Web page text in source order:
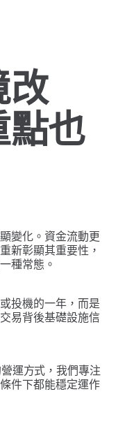
改
也
變化。資金流動更
新彰顯其重要性，
種常態。
投機的一年，而是
易背後基礎設施信
運方式，我們專注
件下都能穩定運作